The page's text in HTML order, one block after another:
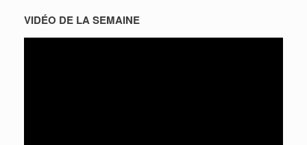
VIDÉO DE LA SEMAINE